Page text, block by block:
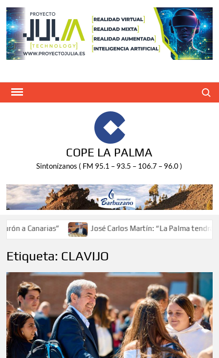
Saltar
contenido
COPE LA PALMA
Sintonízanos ( FM 95.1 – 93.5 – 106.7 – 96.0 )
a Canarias” José Carlos Martín: “La Palma tendrá
Etiqueta: CLAVIJO